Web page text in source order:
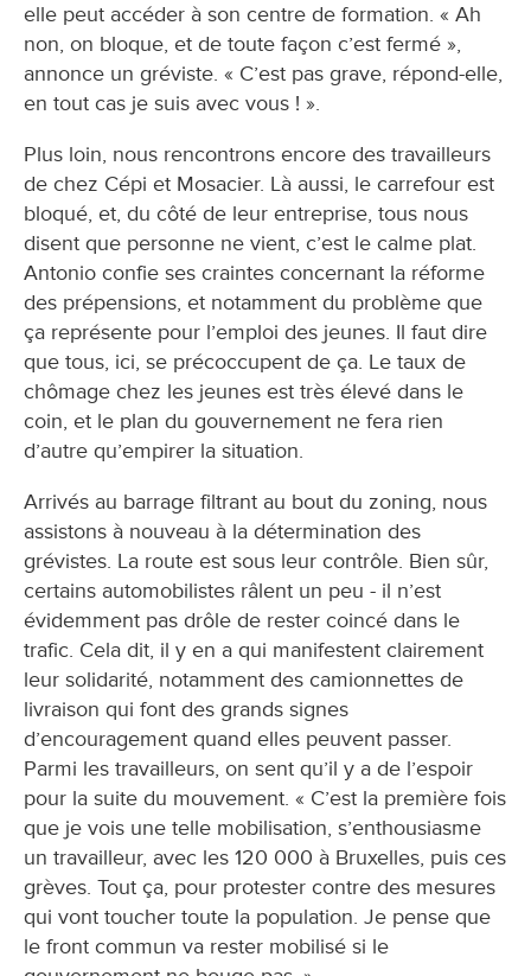
elle peut accéder à son centre de formation. « Ah
non, on bloque, et de toute façon c’est fermé »,
annonce un gréviste. « C’est pas grave, répond-elle,
en tout cas je suis avec vous ! ».
Plus loin, nous rencontrons encore des travailleurs
de chez Cépi et Mosacier. Là aussi, le carrefour est
bloqué, et, du côté de leur entreprise, tous nous
disent que personne ne vient, c’est le calme plat.
Antonio confie ses craintes concernant la réforme
des prépensions, et notamment du problème que
ça représente pour l’emploi des jeunes. Il faut dire
que tous, ici, se précoccupent de ça. Le taux de
chômage chez les jeunes est très élevé dans le
coin, et le plan du gouvernement ne fera rien
d’autre qu’empirer la situation.
Arrivés au barrage filtrant au bout du zoning, nous
assistons à nouveau à la détermination des
grévistes. La route est sous leur contrôle. Bien sûr,
certains automobilistes râlent un peu - il n’est
évidemment pas drôle de rester coincé dans le
trafic. Cela dit, il y en a qui manifestent clairement
leur solidarité, notamment des camionnettes de
livraison qui font des grands signes
d’encouragement quand elles peuvent passer.
Parmi les travailleurs, on sent qu’il y a de l’espoir
pour la suite du mouvement. « C’est la première fois
que je vois une telle mobilisation, s’enthousiasme
un travailleur, avec les 120 000 à Bruxelles, puis ces
grèves. Tout ça, pour protester contre des mesures
qui vont toucher toute la population. Je pense que
le front commun va rester mobilisé si le